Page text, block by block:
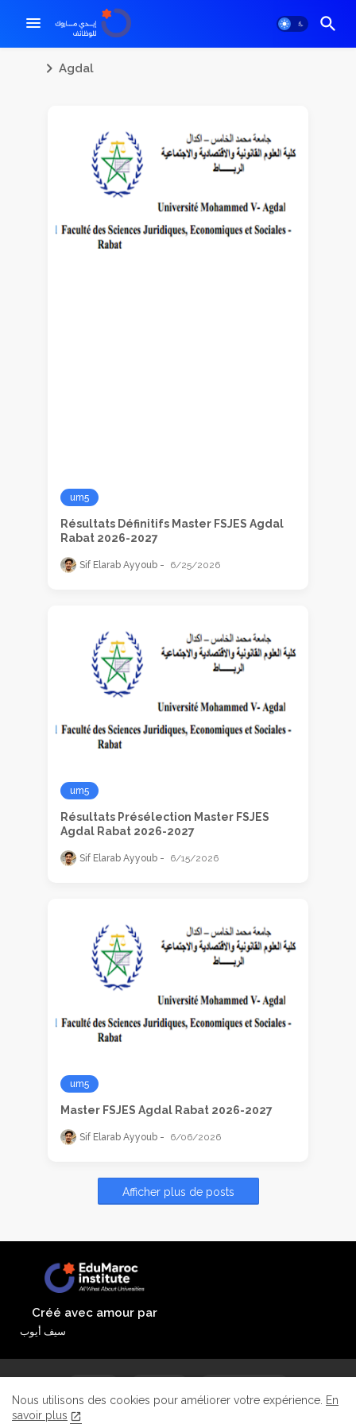
Agdal
um5
Résultats Définitifs Master FSJES Agdal
Rabat 2026-2027
Sif Elarab Ayyoub 6/25/2026
um5
Résultats Présélection Master FSJES
Agdal Rabat 2026-2027
Sif Elarab Ayyoub 6/15/2026
um5
Master FSJES Agdal Rabat 2026-2027
Sif Elarab Ayyoub 6/06/2026
Afficher plus de posts
Créé avec amour par
سيف أيوب
Nous utilisons des cookies pour améliorer votre expérience. En
savoir plus